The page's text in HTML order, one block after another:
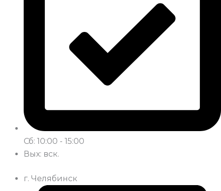
Сб: 10:00 - 15:00
Вых: вск.
г. Челябинск